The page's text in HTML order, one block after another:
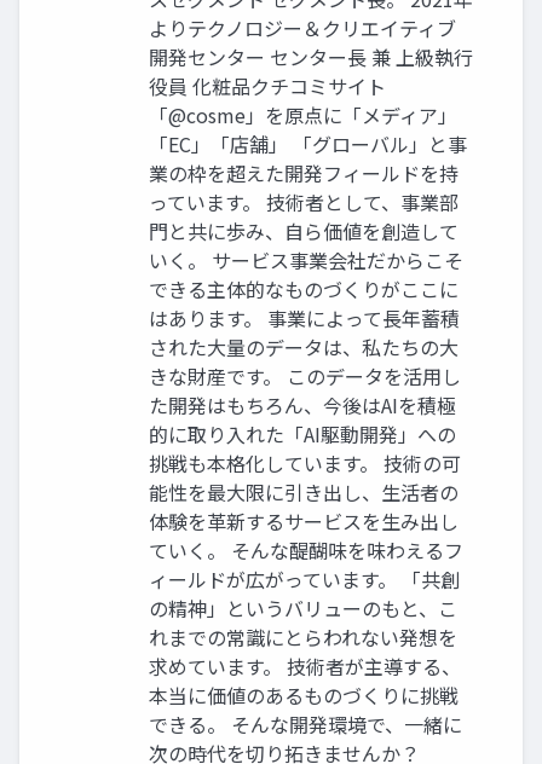
よりテクノロジー＆クリエイティブ
開発センター センター長 兼 上級執行
役員 化粧品クチコミサイト
「@cosme」を原点に「メディア」
「EC」「店舗」 「グローバル」と事
業の枠を超えた開発フィールドを持
っています。 技術者として、事業部
門と共に歩み、自ら価値を創造して
いく。 サービス事業会社だからこそ
できる主体的なものづくりがここに
はあります。 事業によって長年蓄積
された大量のデータは、私たちの大
きな財産です。 このデータを活用し
た開発はもちろん、今後はAIを積極
的に取り入れた「AI駆動開発」への
挑戦も本格化しています。 技術の可
能性を最大限に引き出し、生活者の
体験を革新するサービスを生み出し
ていく。 そんな醍醐味を味わえるフ
ィールドが広がっています。 「共創
の精神」というバリューのもと、こ
れまでの常識にとらわれない発想を
求めています。 技術者が主導する、
本当に価値のあるものづくりに挑戦
できる。 そんな開発環境で、一緒に
次の時代を切り拓きませんか？